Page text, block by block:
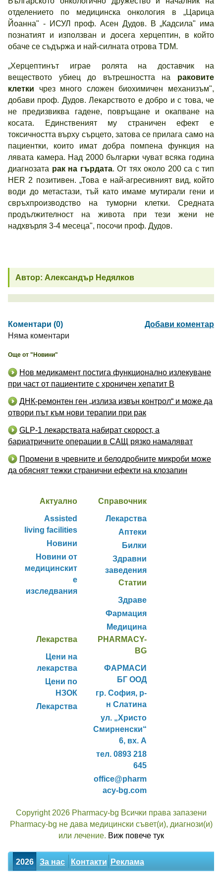
отделението по медицинска онкология в „Царица
Йоанна" - ИСУЛ проф. Асен Дудов. В „Кадсила" има
познатият и използван и досега херцептин, в който
обаче се съдържа и най-силната отрова TDM.
„Херцептинът играе ролята на доставчик на
веществото убиец до вътрешността на раковите
клетки чрез много сложен биохимичен механизъм",
добави проф. Дудов. Лекарството е добро и с това, че
не предизвиква гадене, повръщане и окапване на
косата. Единственият му страничен ефект е
токсичността върху сърцето, затова се прилага само на
пациентки, които имат добра помпена функция на
лявата камера. Над 2000 българки чуват всяка година
диагнозата рак на гърдата. От тях около 200 са с тип
HER 2 позитивен. „Това е най-агресивният вид, който
води до метастази, тъй като имаме мутирали гени и
свръхпроизводство на туморни клетки. Средната
продължителност на живота при тези жени не
надхвърля 3-4 месеца", посочи проф. Дудов.
Автор: Александър Недялков
Коментари (0)
Добави коментар
Няма коментари
Още от "Новини"
Нов медикамент постига функционално излекуване
при част от пациентите с хроничен хепатит B
ДНК-ремонтен ген „излиза извън контрол“ и може да
отвори път към нови терапии при рак
GLP-1 лекарствата набират скорост, а
бариатричните операции в САЩ рязко намаляват
Промени в чревните и белодробните микроби може
да обяснят тежки странични ефекти на клозапин
Актуално
Assisted
living facilities
Новини
Новини от
медицинскит
е
изследвания
Справочник
Лекарства
Аптеки
Билки
Здравни
заведения
Статии
Здраве
Фармация
Медицина
Лекарства
Цени на
лекарства
Цени по
НЗОК
Лекарства
PHARMACY-
BG
ФАРМАСИ
БГ ООД
гр. София, р-
н Слатина
ул. „Христо
Смирненски“
6, вх. А
тел. 0893 218
645
office@pharm
acy-bg.com
Copyright 2026 Pharmacy-bg Всички права запазени
Pharmacy-bg не дава медицински съвет(и), диагнози(и)
или лечение. Виж повече тук
2026 За нас Контакти Реклама